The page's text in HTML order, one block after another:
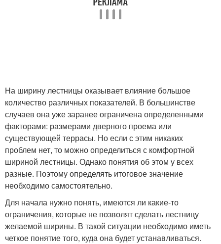
На ширину лестницы оказывает влияние большое
количество различных показателей. В большинстве
случаев она уже заранее ограничена определенными
факторами: размерами дверного проема или
существующей террасы. Но если с этим никаких
проблем нет, то можно определиться с комфортной
шириной лестницы. Однако понятия об этом у всех
разные. Поэтому определять итоговое значение
необходимо самостоятельно.
Для начала нужно понять, имеются ли какие-то
ограничения, которые не позволят сделать лестницу
желаемой ширины. В такой ситуации необходимо иметь
четкое понятие того, куда она будет устанавливаться.